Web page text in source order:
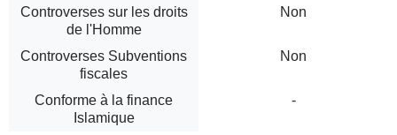
Controverses sur les droits
de l'Homme
Non
Controverses Subventions
fiscales
Non
Conforme à la finance
Islamique
-